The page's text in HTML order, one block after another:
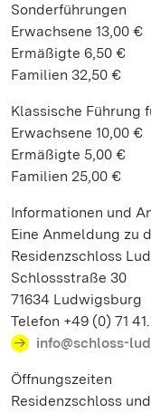
Sonderführungen
Erwachsene 13,00 €
Ermäßigte 6,50 €
Familien 32,50 €
Klassische Führung
Erwachsene 10,00 €
Ermäßigte 5,00 €
Familien 25,00 €
Informationen und
Eine Anmeldung zu
Residenzschloss
Schlossstraße 30
71634 Ludwigsburg
Telefon +49 (0) 71
info@schloss-
Öffnungszeiten
Residenzschloss